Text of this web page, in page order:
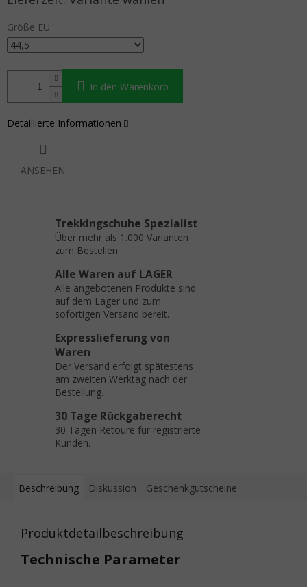
Größe EU
In den Warenkorb
Detaillierte Informationen
ANSEHEN
Trekkingschuhe Spezialist
Über mehr als 1.000 Varianten
zum Bestellen
Alle Waren auf LAGER
Alle angebotenen Produkte sind
auf dem Lager und zum
sofortigen Versand bereit.
Expresslieferung von
Waren
Der Versand erfolgt spätestens
am zweiten Werktag nach der
Bestellung.
30 Tage Rückgaberecht
30 Tagen Retoure für registrierte
Kunden.
Beschreibung Diskussion Geschenkgutscheine
Produktdetailbeschreibung
Technische Parameter